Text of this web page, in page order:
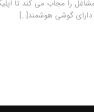
را مجاب می کند تا